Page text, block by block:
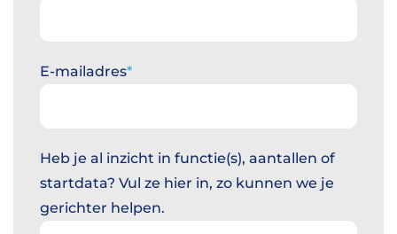
E-mailadres
Heb je al inzicht in functie(s), aantallen of
startdata? Vul ze hier in, zo kunnen we je
gerichter helpen.